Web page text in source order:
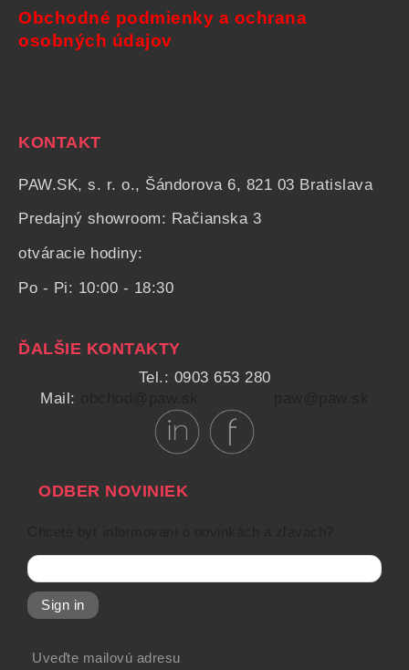
Obchodné podmienky a ochrana
osobných údajov
KONTAKT
PAW.SK, s. r. o., Šándorova 6, 821 03 Bratislava
Predajný showroom: Račianska 3
otváracie hodiny:
Po - Pi: 10:00 - 18:30
ĎALŠIE KONTAKTY
Tel.: 0903 653 280
Mail:
ODBER NOVINIEK
Sign in
Uveďte mailovú adresu